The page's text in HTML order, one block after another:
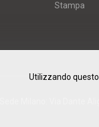
Stampa
Milano: Via Dante
Utilizzando